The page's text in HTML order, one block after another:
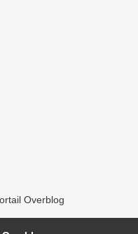
Overblog